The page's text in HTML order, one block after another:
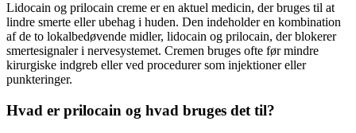
Lidocain og prilocain creme er en aktuel medicin, der bruges til at
lindre smerte eller ubehag i huden. Den indeholder en kombination
af de to lokalbedøvende midler, lidocain og prilocain, der blokerer
smertesignaler i nervesystemet. Cremen bruges ofte før mindre
kirurgiske indgreb eller ved procedurer som injektioner eller
punkteringer.
Hvad er prilocain og hvad bruges det til?